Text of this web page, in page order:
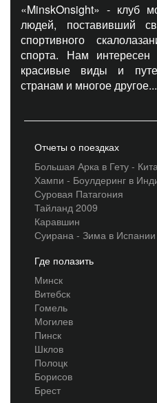
«MinskOnsight» - клуб
людей, поставивший
спортивного
спорта. Нам интересен
красивые виды и
странам и многое другое...
Отчеты о поездках
Большая Арка в Гету -
Хампи - Боулдеринг в
Суровая Патагония
Тайланд 2009
Каравшин
Суирана - Зима в Испании
Где полазить
Минск
Витебск
Гомель
Могилев
Пинск
Шклов
Полоцк
Борисов
Брест